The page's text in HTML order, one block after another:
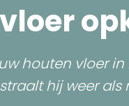
houten vloer
hij weer